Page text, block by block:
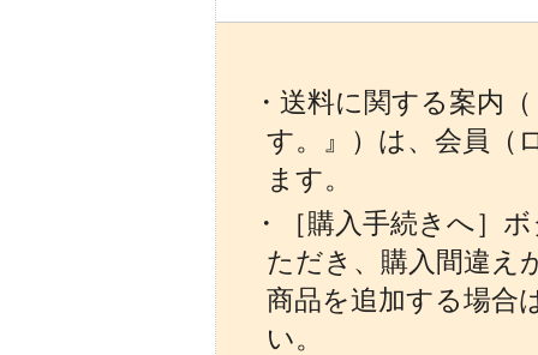
・送料に関する案内
す。』）は、会員（
ます。
・［購入手続きへ］
ただき、購入間違え
商品を追加する場合
い。